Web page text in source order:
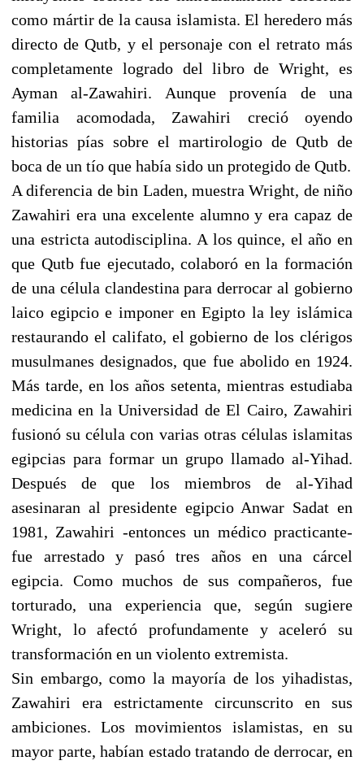
como mártir de la causa islamista. El heredero más
directo de Qutb, y el personaje con el retrato más
completamente logrado del libro de Wright, es
Ayman al-Zawahiri. Aunque provenía de una
familia acomodada, Zawahiri creció oyendo
historias pías sobre el martirologio de Qutb de
boca de un tío que había sido un protegido de Qutb.
A diferencia de bin Laden, muestra Wright, de niño
Zawahiri era una excelente alumno y era capaz de
una estricta autodisciplina. A los quince, el año en
que Qutb fue ejecutado, colaboró en la formación
de una célula clandestina para derrocar al gobierno
laico egipcio e imponer en Egipto la ley islámica
restaurando el califato, el gobierno de los clérigos
musulmanes designados, que fue abolido en 1924.
Más tarde, en los años setenta, mientras estudiaba
medicina en la Universidad de El Cairo, Zawahiri
fusionó su célula con varias otras células islamitas
egipcias para formar un grupo llamado al-Yihad.
Después de que los miembros de al-Yihad
asesinaran al presidente egipcio Anwar Sadat en
1981, Zawahiri -entonces un médico practicante-
fue arrestado y pasó tres años en una cárcel
egipcia. Como muchos de sus compañeros, fue
torturado, una experiencia que, según sugiere
Wright, lo afectó profundamente y aceleró su
transformación en un violento extremista.
Sin embargo, como la mayoría de los yihadistas,
Zawahiri era estrictamente circunscrito en sus
ambiciones. Los movimientos islamistas, en su
mayor parte, habían estado tratando de derrocar, en